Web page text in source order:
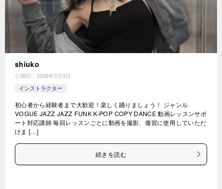
shiuko
公開日： 2026年3月5日
インストラクター
初心者から経験者まで大歓迎！楽しく踊りましょう！ ジャンル
VOGUE JAZZ JAZZ FUNK K-POP COPY DANCE 動画レッスンサポ
ート対応講師 毎回レッスンごとに動画を撮影、復習に使用していただ
けま […]
続きを読む